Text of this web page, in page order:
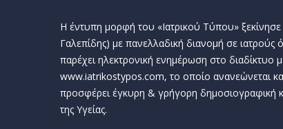
Η έντυπη μορφή του «Ιατρικού Τύπου» ξεκίνησε
Γαλεπίδης) με πανελλαδική διανομή σε
παρέχει ηλεκτρονική ενημέρωση στο διαδίκτυο
www.iatrikostypos.com, το οποίο ανανεώνεται
προσφέρει έγκυρη & γρήγορη
της Υγείας.